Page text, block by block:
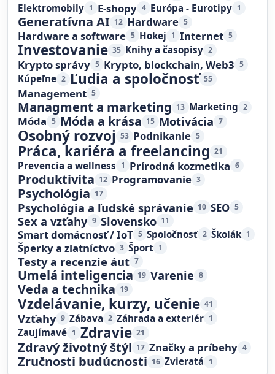
Elektromobily 1 E-shopy 4 Európa - Eurotipy 1
Generatívna AI 12 Hardware 5
Hardware a software 5 Hokej 1 Internet 5
Investovanie 35 Knihy a časopisy 2
Krypto správy 5 Krypto, blockchain, Web3 5
Kúpeľne 2 Ľudia a spoločnosť 55
Management 5
Managment a marketing 13 Marketing 2
Móda 5 Móda a krása 15 Motivácia 7
Osobný rozvoj 53 Podnikanie 5
Práca, kariéra a freelancing 21
Prevencia a wellness 1 Prírodná kozmetika 6
Produktivita 12 Programovanie 3
Psychológia 17
Psychológia a ľudské správanie 10 SEO 5
Sex a vzťahy 9 Slovensko 11
Smart domácnosť / IoT 5 Spoločnosť 2 Školák 1
Šperky a zlatníctvo 3 Šport 1
Testy a recenzie áut 7
Umelá inteligencia 19 Varenie 8
Veda a technika 19
Vzdelávanie, kurzy, učenie 41
Vzťahy 9 Zábava 2 Záhrada a exteriér 1
Zaujímavé 1 Zdravie 21
Zdravý životný štýl 17 Značky a príbehy 4
Zručnosti budúcnosti 16 Zvieratá 1